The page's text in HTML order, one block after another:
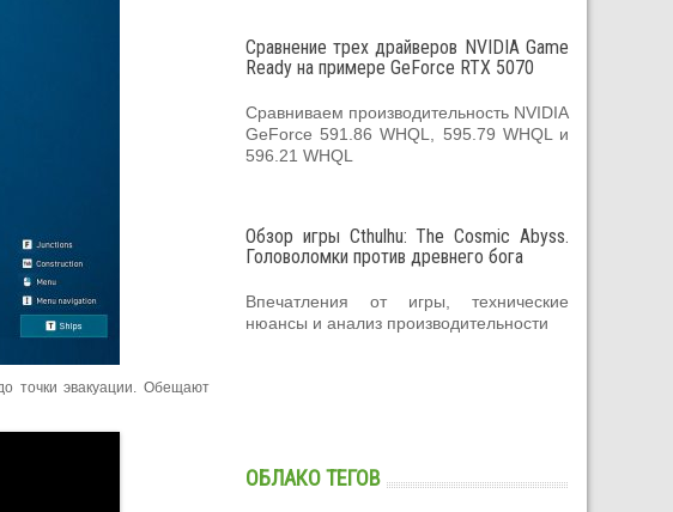
точки эвакуации. Обещают
Сравнение трех драйверов NVIDIA Game
Ready на примере GeForce RTX 5070
Сравниваем производительность NVIDIA
GeForce 591.86 WHQL, 595.79 WHQL и
596.21 WHQL
Обзор игры Cthulhu: The Cosmic Abyss.
Головоломки против древнего бога
Впечатления от игры, технические
нюансы и анализ производительности
ОБЛАКО ТЕГОВ